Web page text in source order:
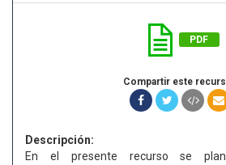
PDF
Compartir este
Descripción:
En el presente recurso se